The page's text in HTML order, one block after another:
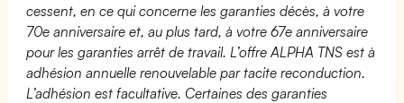
cessent, en ce qui concerne les garanties décès, à votre
70e anniversaire et, au plus tard, à votre 67e anniversaire
pour les garanties arrêt de travail. L’offre ALPHA TNS est à
adhésion annuelle renouvelable par tacite reconduction.
L’adhésion est facultative. Certaines des garanties